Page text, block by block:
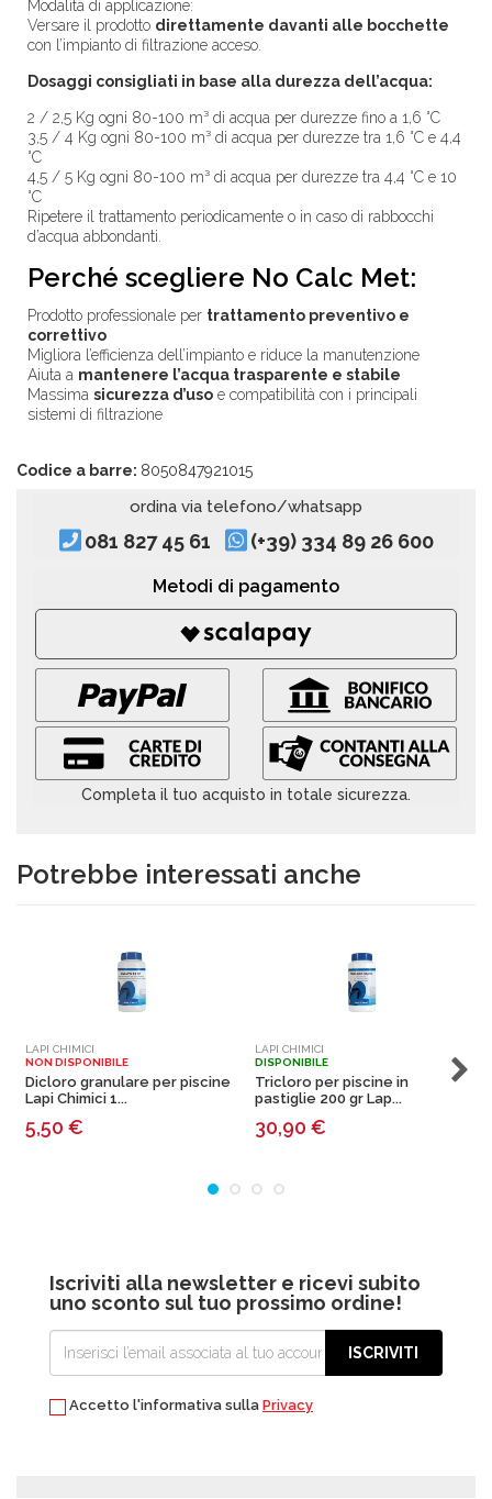
Modalità di applicazione:
Versare il prodotto direttamente davanti alle bocchette
con l’impianto di filtrazione acceso.
Dosaggi consigliati in base alla durezza dell’acqua:
2 / 2,5 Kg ogni 80-100 m³ di acqua per durezze fino a 1,6 °C
3,5 / 4 Kg ogni 80-100 m³ di acqua per durezze tra 1,6 °C e 4,4
°C
4,5 / 5 Kg ogni 80-100 m³ di acqua per durezze tra 4,4 °C e 10
°C
Ripetere il trattamento periodicamente o in caso di rabbocchi
d’acqua abbondanti.
Perché scegliere No Calc Met:
Prodotto professionale per trattamento preventivo e
correttivo
Migliora l’efficienza dell’impianto e riduce la manutenzione
Aiuta a mantenere l’acqua trasparente e stabile
Massima sicurezza d’uso e compatibilità con i principali
sistemi di filtrazione
Codice a barre: 8050847921015
ordina via telefono/whatsapp
081 827 45 61 (+39) 334 89 26 600
Metodi di pagamento
Completa il tuo acquisto in totale sicurezza.
Potrebbe interessati anche
LAPI CHIMICI
NON DISPONIBILE
Dicloro granulare per piscine
Lapi Chimici 1...
5,50 €
LAPI CHIMICI
DISPONIBILE
Tricloro per piscine in
pastiglie 200 gr Lap...
30,90 €
Iscriviti alla newsletter e ricevi subito
uno sconto sul tuo prossimo ordine!
ISCRIVITI
Accetto l'informativa sulla Privacy